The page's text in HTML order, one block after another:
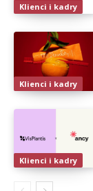
Klienci i kadry
Klienci i kadry
Klienci i kadry